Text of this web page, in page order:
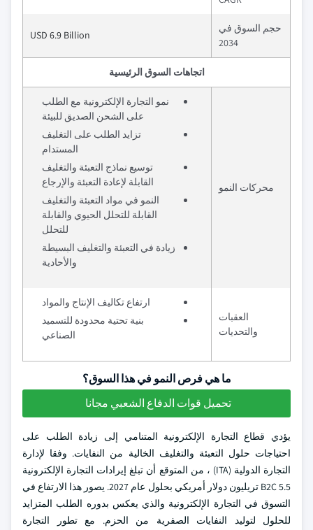
حجم السوق في
2034
USD 6.9 Billion
اتجاهات السوق الرئيسية
محركات النمو
نمو التجارة الإلكترونية مع الطلب
على الشحن الصديق للبيئة
تزايد الطلب على التغليف
المستدام
توسيع نماذج التعبئة والتغليف
القابلة لإعادة التعبئة والإرجاع
النمو في مواد التعبئة والتغليف
القابلة للتحلل الحيوي والقابلة
للتحلل
زيادة في التعبئة والتغليف البسيطة
والأحادية
العقبات
والتحديات
ارتفاع تكاليف الإنتاج والمواد
بنية تحتية محدودة للتسميد
الصناعي
ما هي فرص النمو في هذا السوق؟
تحميل قوات الدفاع الشعبي مجانا
يؤدي قطاع التجارة الإلكترونية المتنامي إلى زيادة الطلب على
احتياجات حلول التعبئة والتغليف الخالية من النفايات. وفقا لإدارة
التجارة الدولية (ITA) ، من المتوقع أن تبلغ إيرادات التجارة الإلكترونية
B2C 5.5 تريليون دولار أمريكي بحلول عام 2027. يصور هذا الارتفاع في
التسوق في التجارة الإلكترونية والذي يعكس بدوره الطلب المتزايد
للحلول لتوليد النفايات الصفرية من الحزم. مع تطور التجارة